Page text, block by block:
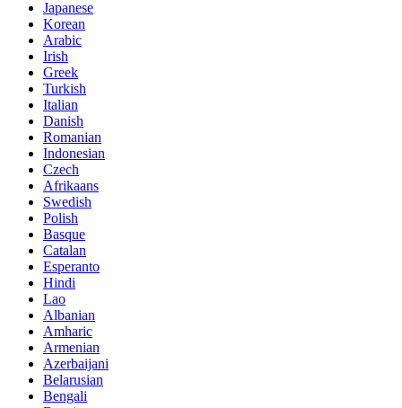
Japanese
Korean
Arabic
Irish
Greek
Turkish
Italian
Danish
Romanian
Indonesian
Czech
Afrikaans
Swedish
Polish
Basque
Catalan
Esperanto
Hindi
Lao
Albanian
Amharic
Armenian
Azerbaijani
Belarusian
Bengali